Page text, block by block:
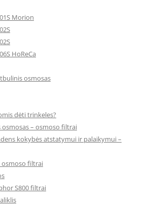
Morion
HoReCa
osmosas
dėti trinkeles?
– osmoso filtrai
kokybės atstatymui ir palaikymui –
osmoso filtrai
S800 filtrai